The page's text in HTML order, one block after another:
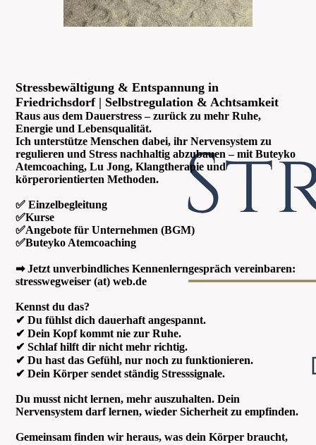
Stressbewältigung & Entspannung in
Friedrichsdorf | Selbstregulation & Achtsamkeit
Raus aus dem Dauerstress – zurück zu mehr Ruhe,
Energie und Lebensqualität.
Ich unterstütze Menschen dabei, ihr Nervensystem zu
regulieren und Stress nachhaltig abzubauen – mit Buteyko
Atemcoaching, Lu Jong, Klangtherapie und
körperorientierten Methoden.
✅ Einzelbegleitung
✅Kurse
✅Angebote für Unternehmen (BGM)
✅Buteyko Atemcoaching
➡ Jetzt unverbindliches Kennenlerngespräch vereinbaren:
stresswegweiser (at) web.de
Kennst du das?
✔ Du fühlst dich dauerhaft angespannt.
✔ Dein Kopf kommt nie zur Ruhe.
✔ Schlaf hilft dir nicht mehr richtig.
✔ Du hast das Gefühl, nur noch zu funktionieren.
✔ Dein Körper sendet ständig Stresssignale.
Du musst nicht lernen, mehr auszuhalten. Dein
Nervensystem darf lernen, wieder Sicherheit zu empfinden.
Gemeinsam finden wir heraus, was dein Körper braucht,